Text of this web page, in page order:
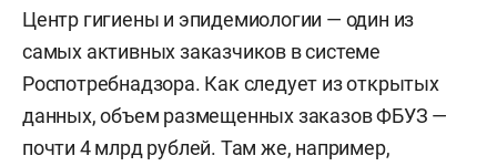
Центр гигиены и эпидемиологии — один из
самых активных заказчиков в системе
Роспотребнадзора. Как следует из открытых
данных, объем размещенных заказов ФБУЗ —
почти 4 млрд рублей. Там же, например,